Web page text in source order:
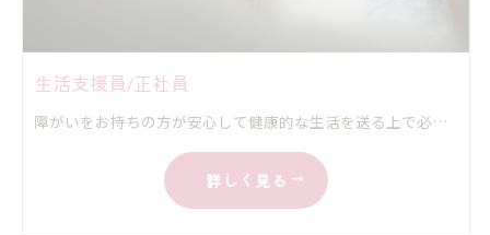
生活支援員/正社員
障がいをお持ちの方が安心して健康的な生活を送る上で必要な家事の手伝いをしていただきます。 経験がある方は行動援護もしていただきます。
詳しく見る